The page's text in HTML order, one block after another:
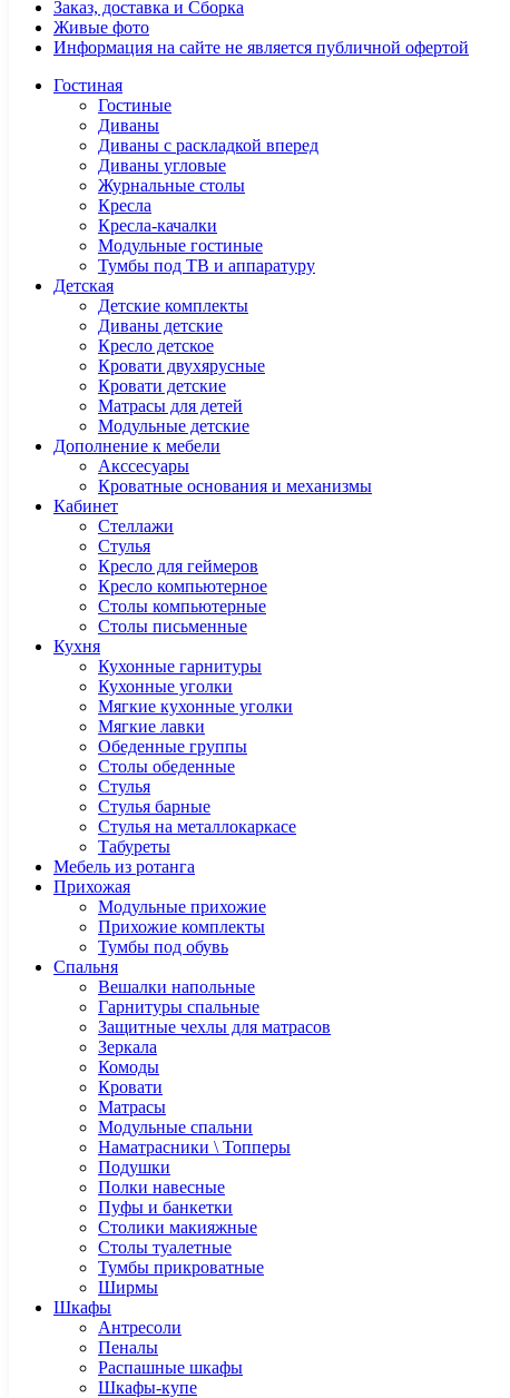
Заказ, доставка и Сборка
Живые фото
Информация на сайте не является публичной офертой
Гостиная
Гостиные
Диваны
Диваны с раскладкой вперед
Диваны угловые
Журнальные столы
Кресла
Кресла-качалки
Модульные гостиные
Тумбы под ТВ и аппаратуру
Детская
Детские комплекты
Диваны детские
Кресло детское
Кровати двухярусные
Кровати детские
Матрасы для детей
Модульные детские
Дополнение к мебели
Акссесуары
Кроватные основания и механизмы
Кабинет
Cтеллажи
Cтулья
Кресло для геймеров
Кресло компьютерное
Столы компьютерные
Столы письменные
Кухня
Кухонные гарнитуры
Кухонные уголки
Мягкие кухонные уголки
Мягкие лавки
Обеденные группы
Столы обеденные
Стулья
Стулья барные
Стулья на металлокаркасе
Табуреты
Мебель из ротанга
Прихожая
Модульные прихожие
Прихожие комплекты
Тумбы под обувь
Спальня
Вешалки напольные
Гарнитуры спальные
Защитные чехлы для матрасов
Зеркала
Комоды
Кровати
Матрасы
Модульные спальни
Наматрасники \ Топперы
Подушки
Полки навесные
Пуфы и банкетки
Столики макияжные
Столы туалетные
Тумбы прикроватные
Ширмы
Шкафы
Антресоли
Пеналы
Распашные шкафы
Шкафы-купе